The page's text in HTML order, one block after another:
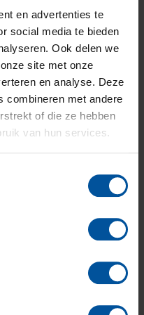
en advertenties te
social media te bieden
Ook delen we
site met onze
en analyse. Deze
combineren met andere
of die ze hebben
van hun services.
middel van
bijdrage aan het milieu
kantoor zijn
waar wij mee
milieubeheersplan om
of zelfs te
opgevuld door
Wouter
aan de slag als desk
naast Maarten
(Leven En